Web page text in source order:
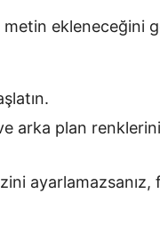
metin ekleneceğini
ve arka plan
ayarlamazsanız,